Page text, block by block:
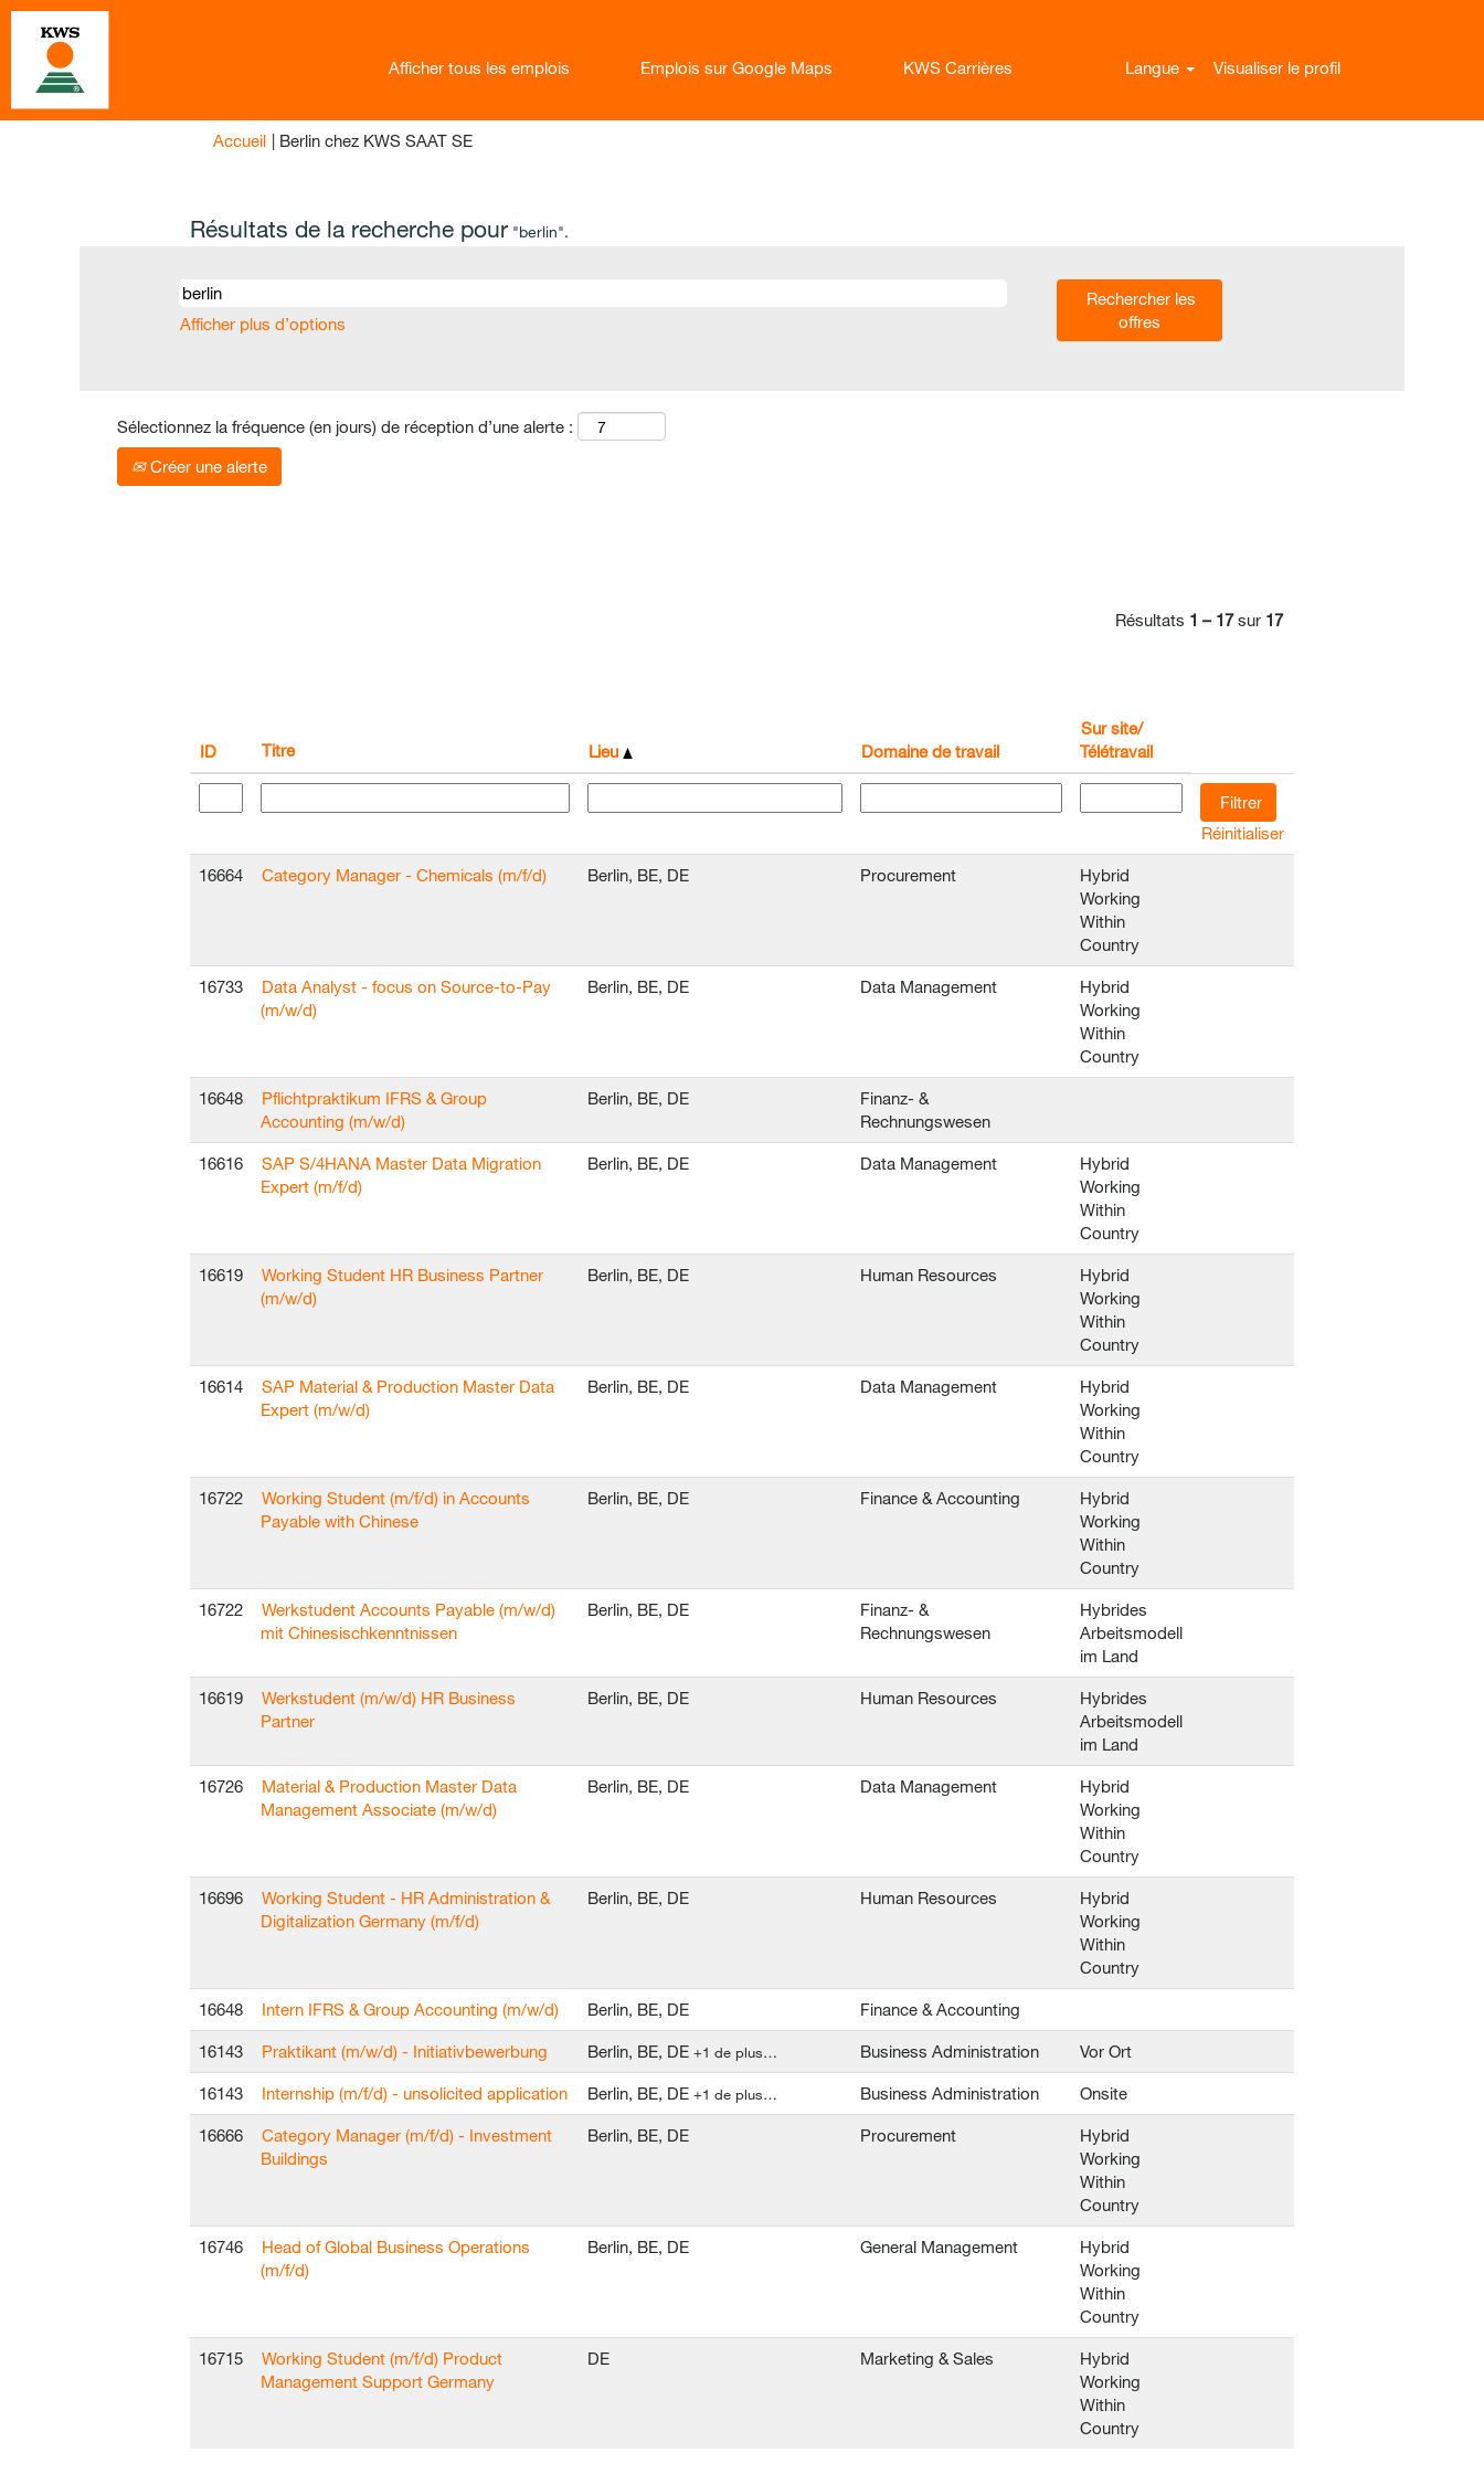
Afficher tous les emplois Emplois sur Google Maps KWS Carrières Langue Visualiser le profil
Accueil | Berlin chez KWS SAAT SE(page
Résultats de la recherche pour "berlin".
Afficher plus d’options
Sélectionnez la fréquence (en jours) de réception d’une alerte :
Créer une alerte
Résultats 1 – 17sur 17
ID Titre Lieu Domaine de travail
Sur site/
Télétravail
Réinitialiser
16664 Category Manager - Chemicals (m/f/d) Berlin, BE, DE Procurement
Hybrid
Working
Within
Country
16733
Data Analyst - focus on Source-to-Pay
(m/w/d)
Berlin, BE, DE Data Management
Hybrid
Working
Within
Country
16648
Pflichtpraktikum IFRS & Group
Accounting (m/w/d)
Berlin, BE, DE
Finanz- &
Rechnungswesen
16616
SAP S/4HANA Master Data Migration
Expert (m/f/d)
Berlin, BE, DE Data Management
Hybrid
Working
Within
Country
16619
Working Student HR Business Partner
(m/w/d)
Berlin, BE, DE Human Resources
Hybrid
Working
Within
Country
16614
SAP Material & Production Master Data
Expert (m/w/d)
Berlin, BE, DE Data Management
Hybrid
Working
Within
Country
16722
Working Student (m/f/d) in Accounts
Payable with Chinese
Berlin, BE, DE Finance & Accounting
Hybrid
Working
Within
Country
16722
Werkstudent Accounts Payable (m/w/d)
mit Chinesischkenntnissen
Berlin, BE, DE
Finanz- &
Rechnungswesen
Hybrides
Arbeitsmodell
im Land
16619
Werkstudent (m/w/d) HR Business
Partner
Berlin, BE, DE Human Resources
Hybrides
Arbeitsmodell
im Land
16726
Material & Production Master Data
Management Associate (m/w/d)
Berlin, BE, DE Data Management
Hybrid
Working
Within
Country
16696
Working Student - HR Administration &
Digitalization Germany (m/f/d)
Berlin, BE, DE Human Resources
Hybrid
Working
Within
Country
16648 Intern IFRS & Group Accounting (m/w/d) Berlin, BE, DE Finance & Accounting
16143 Praktikant (m/w/d) - Initiativbewerbung Berlin, BE, DE +1 de plus… Business Administration Vor Ort
16143 Internship (m/f/d) - unsolicited application Berlin, BE, DE +1 de plus… Business Administration Onsite
16666
Category Manager (m/f/d) - Investment
Buildings
Berlin, BE, DE Procurement
Hybrid
Working
Within
Country
16746
Head of Global Business Operations
(m/f/d)
Berlin, BE, DE General Management
Hybrid
Working
Within
Country
16715
Working Student (m/f/d) Product
Management Support Germany
DE Marketing & Sales
Hybrid
Working
Within
Country